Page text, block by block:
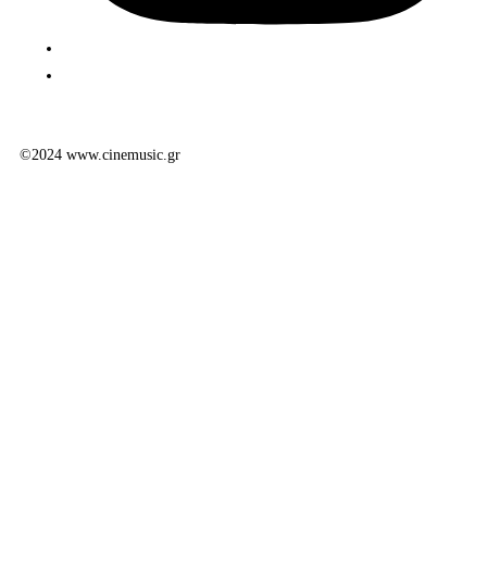
©2024 www.cinemusic.gr